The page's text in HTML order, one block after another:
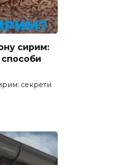
сирим:
способи
секрети